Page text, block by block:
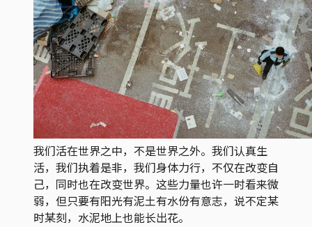
我们活在世界之中，不是世界之外。我们认真生
活，我们执着是非，我们身体力行，不仅在改变自
己，同时也在改变世界。这些力量也许一时看来微
弱，但只要有阳光有泥土有水份有意志，说不定某
时某刻，水泥地上也能长出花。